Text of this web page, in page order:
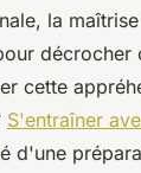
la
décrocher
cette
S'entraîner
d'une